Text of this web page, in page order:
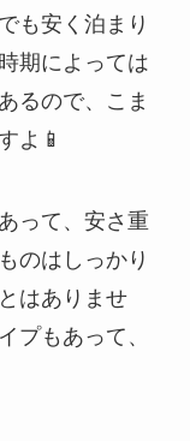
も安く泊まり
期によっては
るので、こま
よ📱
って、安さ重
のはしっかり
はありませ
プもあって、